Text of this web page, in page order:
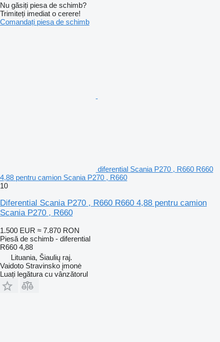
Nu găsiți piesa de schimb?
Trimiteți imediat o cerere!
Comandați piesa de schimb
diferential Scania P270 , R660 R660
4,88 pentru camion Scania P270 , R660
10
Diferential Scania P270 , R660 R660 4,88 pentru camion
Scania P270 , R660
1.500 EUR ≈ 7.870 RON
Piesă de schimb - diferential
R660 4,88
Lituania, Šiaulių raj.
Vaidoto Stravinsko įmonė
Luați legătura cu vânzătorul